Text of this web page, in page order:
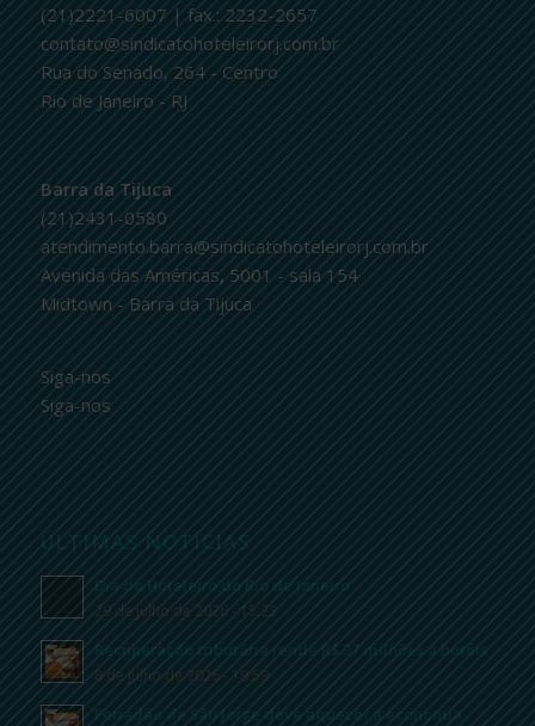
(21)2221-6007 | fax.: 2232-2657
contato@sindicatohoteleirorj.com.br
Rua do Senado, 264 - Centro
Rio de Janeiro - RJ
Barra da Tijuca
(21)2431-0580
atendimento.barra@sindicatohoteleirorj.com.br
Avenida das Américas, 5001 - sala 154
Midtown - Barra da Tijuca
Siga-nos
Siga-nos
ÚLTIMAS NOTÍCIAS
Dia do Hoteleiro do Rio de Janeiro
29 de julho de 2026 - 15:23
Recuperação tributária rende R$ 37 milhões a hotéis
8 de julho de 2026 - 19:59
Feriadão de São Jorge deve aquecer a economia